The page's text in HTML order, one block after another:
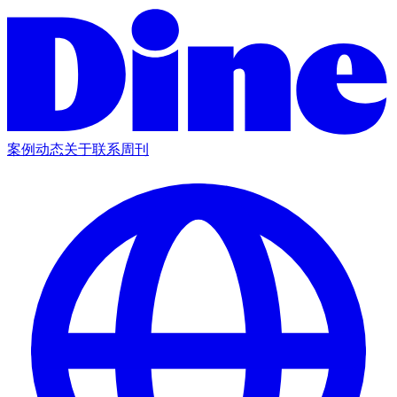
案例动态关于联系周刊